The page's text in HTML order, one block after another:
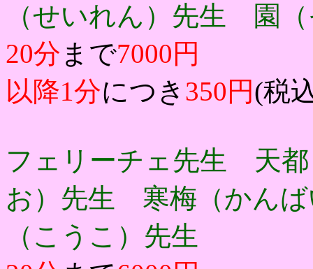
（せいれん）先生 園
20分まで7000円
以降1分につき 350円(税
フェリーチェ先生 天
お）先生 寒梅（かん
（こうこ）先生